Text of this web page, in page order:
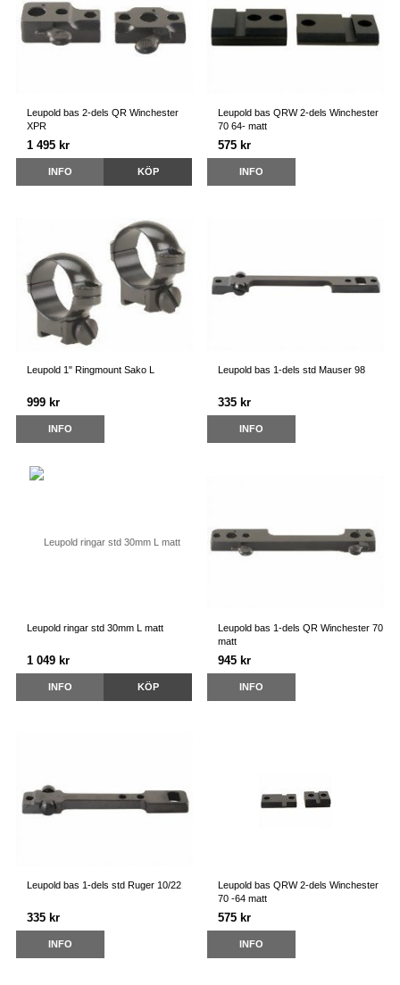
Leupold bas 2-dels QR Winchester
XPR
1 495 kr
INFO KÖP
Leupold bas QRW 2-dels Winchester
70 64- matt
575 kr
INFO
Leupold 1" Ringmount Sako L
999 kr
INFO
Leupold bas 1-dels std Mauser 98
335 kr
INFO
Leupold ringar std 30mm L matt
1 049 kr
INFO KÖP
Leupold bas 1-dels QR Winchester 70
matt
945 kr
INFO
Leupold bas 1-dels std Ruger 10/22
335 kr
INFO
Leupold bas QRW 2-dels Winchester
70 -64 matt
575 kr
INFO